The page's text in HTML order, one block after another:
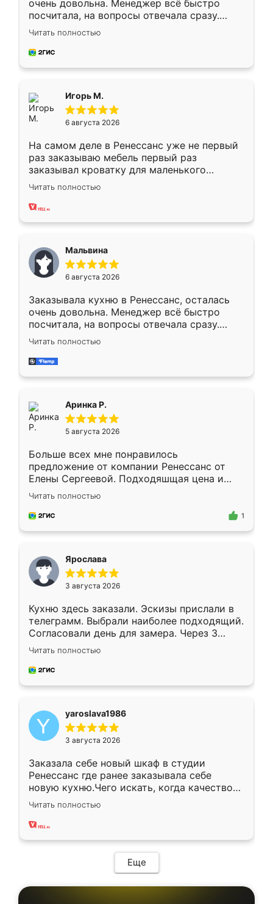
очень довольна. Менеджер всё быстро
посчитала, на вопросы отвечала сразу.
Замерщик приехал в субботу, подошёл к
делу со всей ответственностью. Собрали
за день, ребята работали аккуратно, даже
Читать полностью
Игорь М.
6 августа 2026
На самом деле в Ренессанс уже не первый
раз заказываю мебель первый раз
заказывал кроватку для маленького
ребёнка при его рождении ,во второй раз
заказал шкаф-купе. По качеству очень
хорошее сборка достаточно быстрая,
меньше, здесь же он более разнообразный.
Мне нравится ,если что-то потребуется из
мебели буду заказывать только здесь.
Читать полностью
Мальвина
6 августа 2026
Заказывала кухню в Ренессанс, осталась
очень довольна. Менеджер всё быстро
посчитала, на вопросы отвечала сразу.
Замерщик приехал в субботу, подошёл к
делу со всей ответственностью. Собрали
за день, ребята работали аккуратно, даже
Читать полностью
Аринка Р.
5 августа 2026
Больше всех мне понравилось
предложение от компании Ренессанс от
Елены Сергеевой. Подходяшщая цена и
короткие сроки изготовления. Приехавший
для замера сотрудник Владислав
предложил по моему эскизу самый
Читать полностью
1
Ярослава
3 августа 2026
Кухню здесь заказали. Эскизы прислали в
телеграмм. Выбрали наиболее подходящий.
Согласовали день для замера. Через 3
недели кухня была уже готова. Остались
довольны работой. Спасибо Ренессанс
мебель за качественную работу!
Читать полностью
yaroslava1986
3 августа 2026
Заказала себе новый шкаф в студии
Ренессанс где ранее заказывала себе
новую кухню.Чего искать, когда качеством
вполне довольна. Служит кухня уже почти
два года, нареканий нет.
Читать полностью
Еще